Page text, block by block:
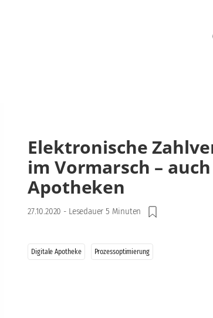
Elektronische
im Vormarsch –
Apotheken
27.10.2020 - Lesedauer 5 Minuten
Digitale Apotheke Prozessoptimierung